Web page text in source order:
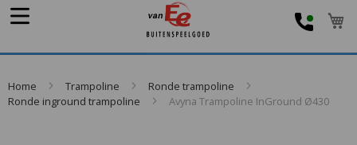
Home Trampoline
Ronde trampoline
Ronde inground trampoline
Avyna Trampoline InGround Ø430